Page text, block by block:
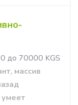
до 70000 KGS
массив